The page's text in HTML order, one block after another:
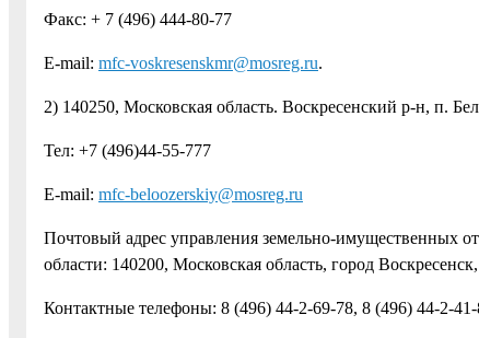
Факс: + 7 (496) 444-80-77
E-mail: mfc-voskresenskmr@mosreg.ru.
2) 140250, Московская область. Воскресенский р-н, п.
Тел: +7 (496)44-55-777
E-mail: mfc-beloozerskiy@mosreg.ru
Почтовый адрес управления земельно-имущественных
области: 140200, Московская область, город
Контактные телефоны: 8 (496) 44-2-69-78, 8 (496) 44-2-